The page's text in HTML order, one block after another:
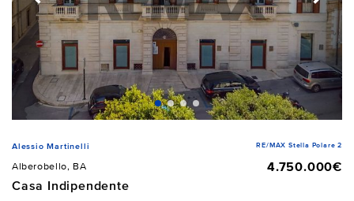
Alessio Martinelli RE/MAX Stella Polare 2
Alberobello, BA
4.750.000€
Casa Indipendente